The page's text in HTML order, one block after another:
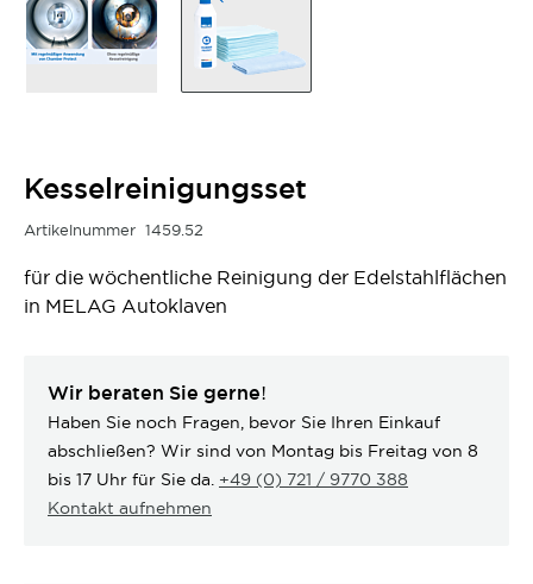
Kesselreinigungsset
Artikelnummer 1459.52
für die wöchentliche Reinigung der Edelstahlflächen
in MELAG Autoklaven
Wir beraten Sie gerne!
Haben Sie noch Fragen, bevor Sie Ihren Einkauf
abschließen? Wir sind von Montag bis Freitag von 8
bis 17 Uhr für Sie da. +49 (0) 721 / 9770 388
Kontakt aufnehmen